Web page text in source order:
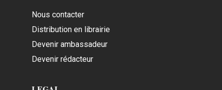
Nous contacter
Distribution en librairie
Devenir ambassadeur
Devenir rédacteur